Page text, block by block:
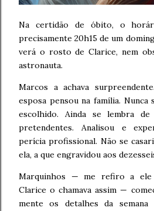
Na certidão de óbito, o
precisamente 20h15 de um
verá o rosto de Clarice, nem
astronauta.
Marcos a achava
esposa pensou na família.
escolhido. Ainda se lembra
pretendentes. Analisou e
perícia profissional. Não se
ela, a que engravidou aos
Marquinhos — me refiro a ele
Clarice o chamava assim —
mente os detalhes da